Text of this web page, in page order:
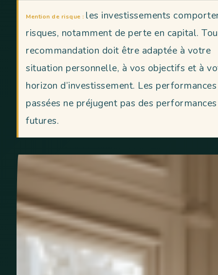
Mention de risque : les investissements
risques, notamment de perte en capital.
recommandation doit être adaptée à votre
situation personnelle, à vos objectifs et à
horizon d’investissement. Les performances
passées ne préjugent pas des performances
futures.